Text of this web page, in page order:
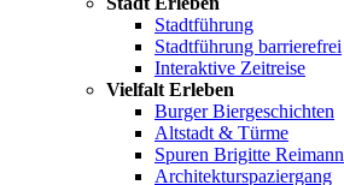
Stadtführung
Stadtführung barrierefrei
Interaktive Zeitreise
Vielfalt Erleben
Burger Biergeschichten
Altstadt & Türme
Spuren Brigitte Reimann
Architekturspaziergang